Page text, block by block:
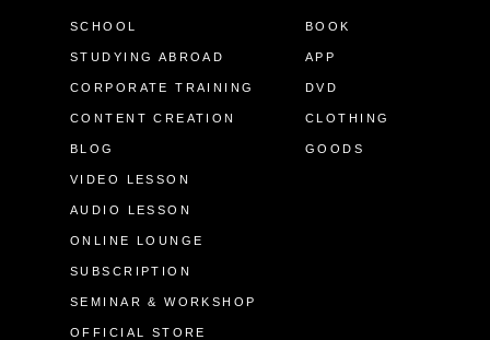
SCHOOL
STUDYING ABROAD
CORPORATE TRAINING
CONTENT CREATION
BLOG
VIDEO LESSON
AUDIO LESSON
ONLINE LOUNGE
SUBSCRIPTION
SEMINAR & WORKSHOP
OFFICIAL STORE
BOOK
APP
DVD
CLOTHING
GOODS